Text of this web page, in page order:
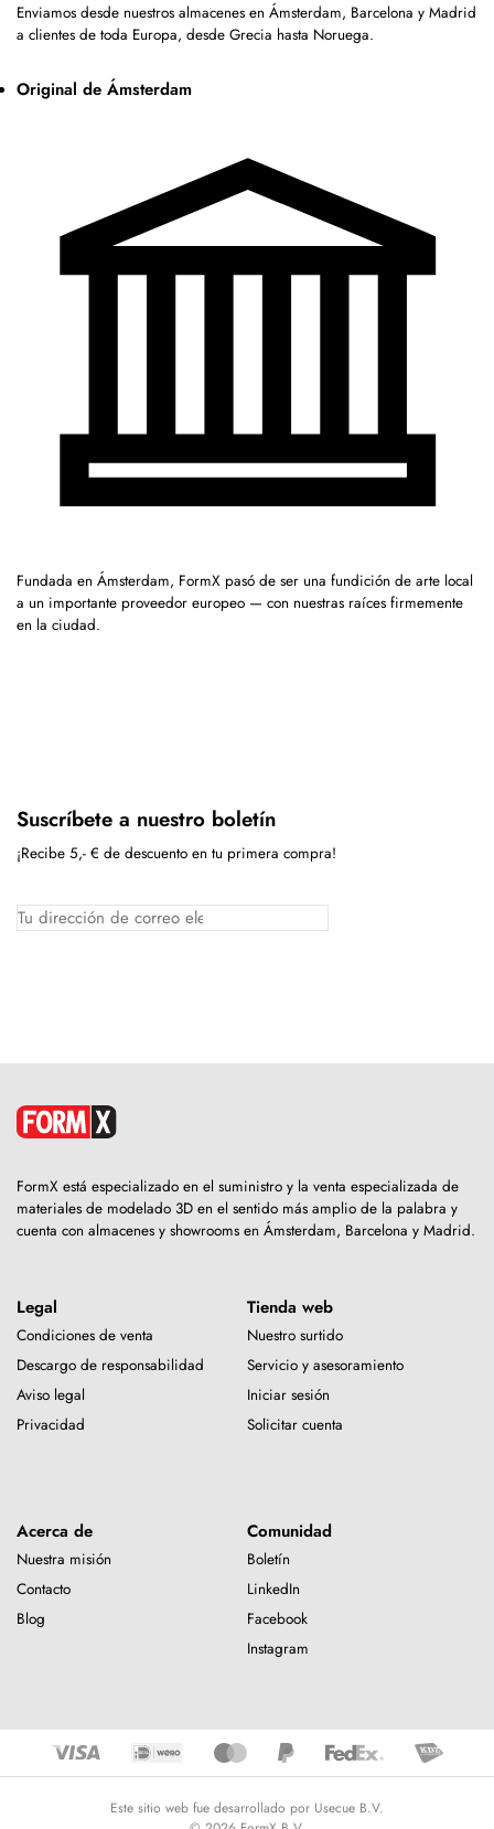
Enviamos desde nuestros almacenes en Ámsterdam, Barcelona y Madrid
a clientes de toda Europa, desde Grecia hasta Noruega.
Original de Ámsterdam
Fundada en Ámsterdam, FormX pasó de ser una fundición de arte local
a un importante proveedor europeo — con nuestras raíces firmemente
en la ciudad.
Suscríbete a nuestro boletín
¡Recibe 5,- € de descuento en tu primera compra!
FormX está especializado en el suministro y la venta especializada de
materiales de modelado 3D en el sentido más amplio de la palabra y
cuenta con almacenes y showrooms en Ámsterdam, Barcelona y Madrid.
Legal
Condiciones de venta
Descargo de responsabilidad
Aviso legal
Privacidad
Tienda web
Nuestro surtido
Servicio y asesoramiento
Iniciar sesión
Solicitar cuenta
Acerca de
Nuestra misión
Contacto
Blog
Comunidad
Boletín
LinkedIn
Facebook
Instagram
Este sitio web fue desarrollado por Usecue B.V.